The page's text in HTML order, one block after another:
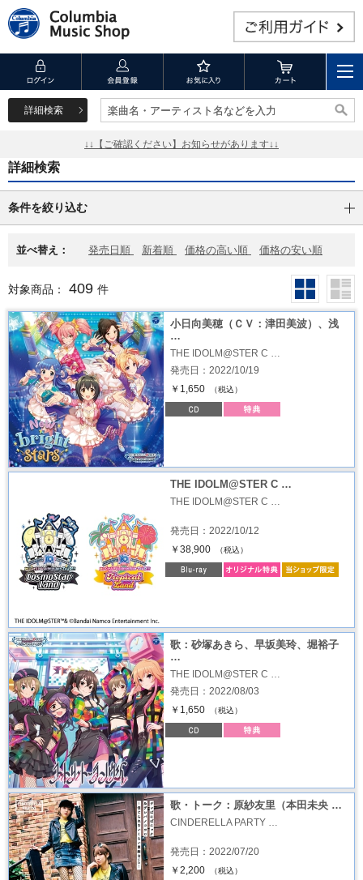
詳細検索 楽曲名・アーティスト名などを入力
楽曲名・アーティスト名などを入力
↓↓【ご確認ください】お知らせがあります↓↓
詳細検索
条件を絞り込む
並べ替え： 発売日順 新着順 価格の高い順 価格の安い順
対象商品： 409 件
小日向美穂（ＣＶ：津田美波）、浅
…
THE IDOLM@STER C …
発売日：2022/10/19
￥1,650
（税込）
THE IDOLM@STER C …
THE IDOLM@STER C …
発売日：2022/10/12
￥38,900
（税込）
歌：砂塚あきら、早坂美玲、堀裕子
…
THE IDOLM@STER C …
発売日：2022/08/03
￥1,650
（税込）
歌・トーク：原紗友里（本田未央 …
CINDERELLA PARTY …
発売日：2022/07/20
￥2,200
（税込）